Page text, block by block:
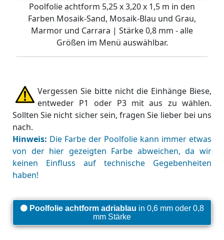
Poolfolie achtform 5,25 x 3,20 x 1,5 m in den
Farben Mosaik-Sand, Mosaik-Blau und Grau,
Marmor und Carrara | Stärke 0,8 mm - alle
Größen im Menü auswählbar.
Vergessen Sie bitte nicht die Einhänge Biese,
entweder P1 oder P3 mit aus zu wählen.
Sollten Sie nicht sicher sein, fragen Sie lieber bei uns
nach.
Hinweis: Die Farbe der Poolfolie kann immer etwas
von der hier gezeigten Farbe abweichen, da wir
keinen Einfluss auf technische Gegebenheiten
haben!
Poolfolie achtform adriablau in 0,6 mm oder 0,8
mm Stärke